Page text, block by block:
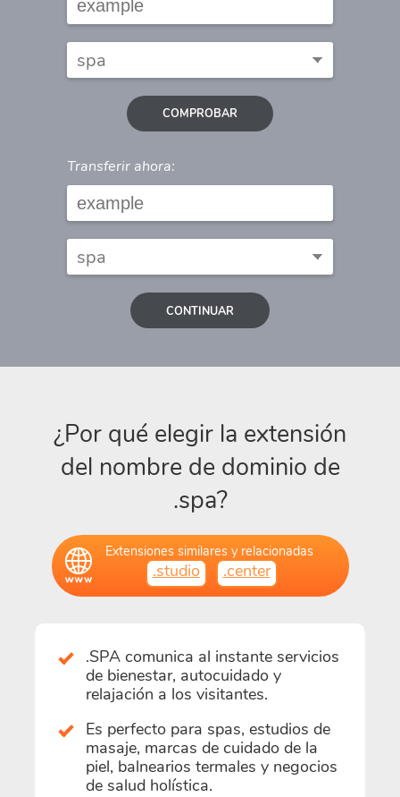
COMPROBAR
Transferir ahora:
CONTINUAR
¿Por qué elegir la extensión
del nombre de dominio de
.spa?
Extensiones similares y relacionadas
.studio .center
.SPA comunica al instante servicios
de bienestar, autocuidado y
relajación a los visitantes.
Es perfecto para spas, estudios de
masaje, marcas de cuidado de la
piel, balnearios termales y negocios
de salud holística.